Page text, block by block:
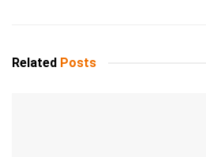
Related Posts